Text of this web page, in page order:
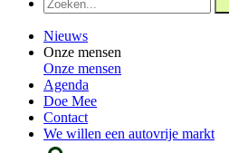
Nieuws
Onze mensen
Onze mensen
Agenda
Doe Mee
Contact
We willen een autovrije markt